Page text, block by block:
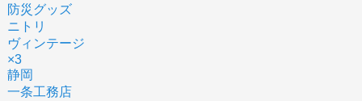
防災グッズ
ニトリ
ヴィンテージ
×3
静岡
一条工務店